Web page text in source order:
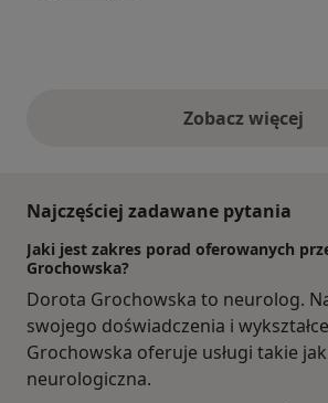
Zobacz więcej
opinie
Najczęściej zadawane pytania
Jaki jest zakres porad oferowanych
Grochowska?
Dorota Grochowska to neurolog.
swojego doświadczenia i
Grochowska oferuje usługi takie
neurologiczna.